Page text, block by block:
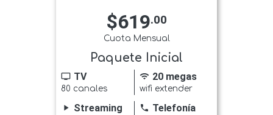
$619.00
Cuota Mensual
Paquete Inicial
tv TV
80 canales
wifi 20 megas
wifi extender
play_arrow Streaming phone Telefonía